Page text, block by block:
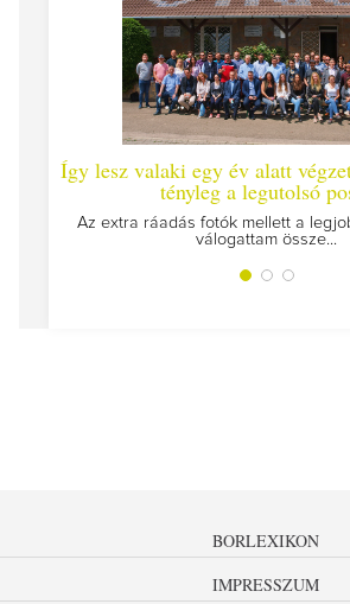
Így lesz valaki egy év alatt végzett
tényleg a legutolsó poszt
Az extra ráadás fotók mellett a legjobb
válogattam össze...
BORLEXIKON
IMPRESSZUM